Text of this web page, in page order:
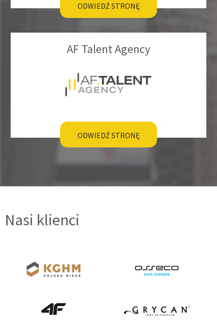
ODWIEDŹ STRONĘ
AF Talent Agency
ODWIEDŹ STRONĘ
Nasi klienci